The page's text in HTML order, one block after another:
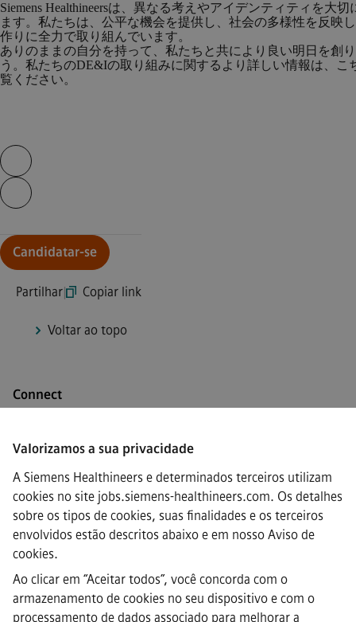
Valorizamos a sua privacidade
A Siemens Healthineers e determinados terceiros utilizam
cookies no site jobs.siemens-healthineers.com. Os detalhes
sobre os tipos de cookies, suas finalidades e os terceiros
envolvidos estão descritos abaixo e em nosso Aviso de
cookies.
Ao clicar em “Aceitar todos”, você concorda com o
armazenamento de cookies no seu dispositivo e com o
processamento de dados associado para melhorar a
Siemens Healthineersは、異なる考えやアイデンティティを大切
ます。私たちは、公平な機会を提供し、社会の多様性を反映
作りに全力で取り組んでいます。
ありのままの自分を持って、私たちと共により良い明日を創
う。私たちのDE&Iの取り組みに関するより詳しい情報は、こ
覧ください。
Skip video slider
Candidatar-se
Partilhar| Copiar link
Voltar ao topo
Connect
Siemens Healthineers AG © 2026·
FAQs
·
Informação empresarial
·
Aviso de Cookies
·